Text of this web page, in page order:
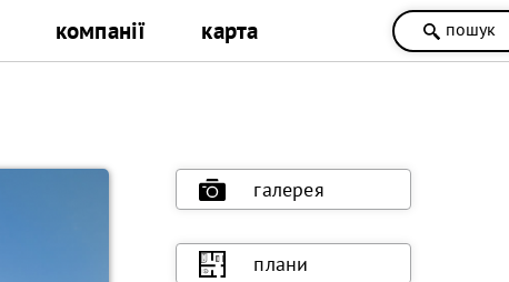
компанії карта пошук
галерея
плани